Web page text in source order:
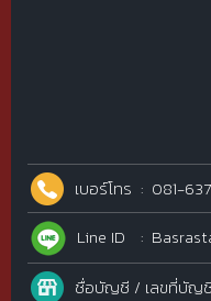
เบอร์โทร
081-
Line ID
ชื่อบัญชี / เลขที่บัญชี